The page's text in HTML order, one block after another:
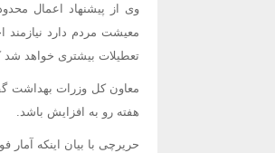
وی از پیشنهاد اعمال
معیشت مردم دارد نیازمند
تعطیلات بیشتری خواهد شد کما اینکه سطوح شغلی ۳
معاون کل وزرات بهداشت
هفته رو به افزایش باشد.
حریرچی